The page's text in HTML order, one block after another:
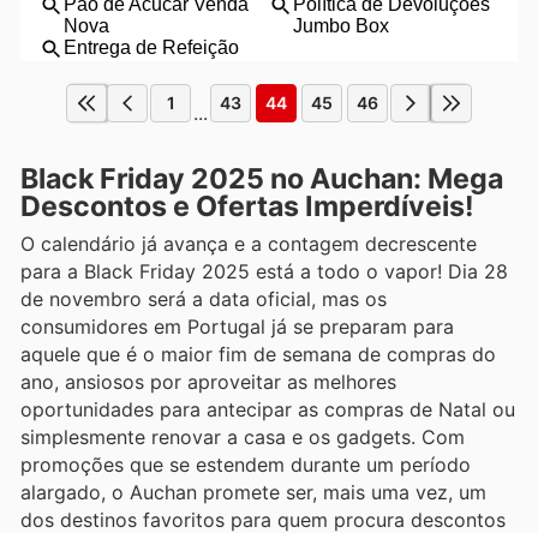
1 ... 43 44 45 46
Black Friday 2025 no Auchan: Mega
Descontos e Ofertas Imperdíveis!
O calendário já avança e a contagem decrescente
para a Black Friday 2025 está a todo o vapor! Dia 28
de novembro será a data oficial, mas os
consumidores em Portugal já se preparam para
aquele que é o maior fim de semana de compras do
ano, ansiosos por aproveitar as melhores
oportunidades para antecipar as compras de Natal ou
simplesmente renovar a casa e os gadgets. Com
promoções que se estendem durante um período
alargado, o Auchan promete ser, mais uma vez, um
dos destinos favoritos para quem procura descontos